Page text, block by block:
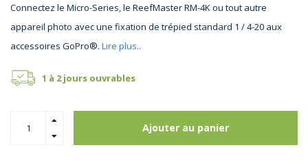
Connectez le Micro-Series, le ReefMaster RM-4K ou tout autre
appareil photo avec une fixation de trépied standard 1 / 4-20 aux
accessoires GoPro®. Lire plus..
1 à 2 jours ouvrables
Ajouter au panier